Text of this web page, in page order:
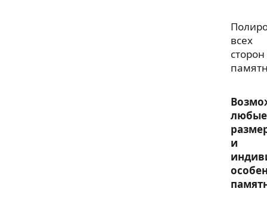
всех
сторон
любые
и